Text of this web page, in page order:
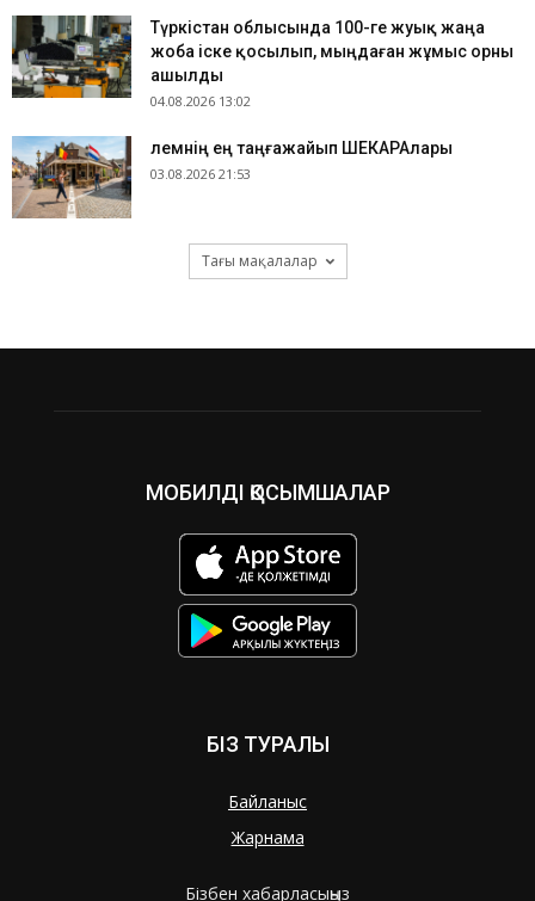
Түркістан облысында 100-ге жуық жаңа
жоба іске қосылып, мыңдаған жұмыс орны
ашылды
04.08.2026 13:02
​Әлемнің ең таңғажайып ШЕКАРАлары
03.08.2026 21:53
Тағы мақалалар
МОБИЛДІ ҚОСЫМШАЛАР
БІЗ ТУРАЛЫ
Байланыс
Жарнама
Бізбен хабарласыңыз